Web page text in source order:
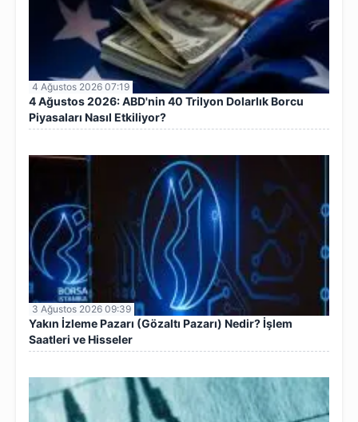
4 Ağustos 2026 07:19
4 Ağustos 2026: ABD'nin 40 Trilyon Dolarlık Borcu
Piyasaları Nasıl Etkiliyor?
3 Ağustos 2026 09:39
Yakın İzleme Pazarı (Gözaltı Pazarı) Nedir? İşlem
Saatleri ve Hisseler